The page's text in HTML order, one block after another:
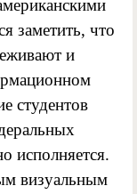
заметить, что
и
студентов
исполняется.
визуальным